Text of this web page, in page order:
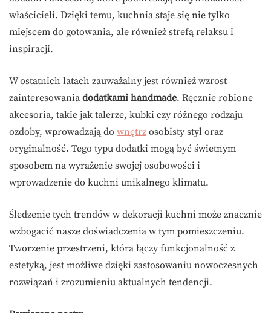
właścicieli. Dzięki temu, kuchnia staje się nie tylko
miejscem do gotowania, ale również strefą relaksu i
inspiracji.
W ostatnich latach zauważalny jest również wzrost
zainteresowania dodatkami handmade. Ręcznie robione
akcesoria, takie jak talerze, kubki czy różnego rodzaju
ozdoby, wprowadzają do wnętrz osobisty styl oraz
oryginalność. Tego typu dodatki mogą być świetnym
sposobem na wyrażenie swojej osobowości i
wprowadzenie do kuchni unikalnego klimatu.
Śledzenie tych trendów w dekoracji kuchni może znacznie
wzbogacić nasze doświadczenia w tym pomieszczeniu.
Tworzenie przestrzeni, która łączy funkcjonalność z
estetyką, jest możliwe dzięki zastosowaniu nowoczesnych
rozwiązań i zrozumieniu aktualnych tendencji.